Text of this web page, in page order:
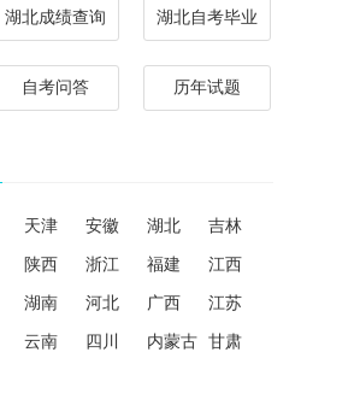
湖北成绩查询 湖北自考毕业
自考问答 历年试题
天津 安徽 湖北 吉林
陕西 浙江 福建 江西
湖南 河北 广西 江苏
云南 四川 内蒙古 甘肃